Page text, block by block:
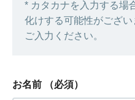
* カタカナを入力する場
化けする可能性がござ
ご入力ください。
お名前 （必須）